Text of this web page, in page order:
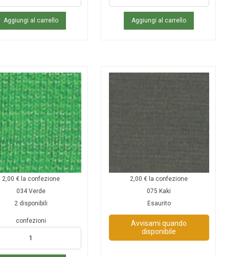
Aggiungi al carrello Aggiungi al carrello
2,00 € la confezione
034 Verde
2 disponibili
confezioni
2,00 € la confezione
075 Kaki
Esaurito
Avvisami quando
disponibile